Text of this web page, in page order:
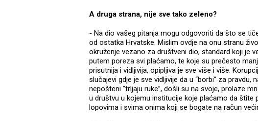
A druga strana, nije sve tako zeleno?
- Na dio vašeg pitanja mogu odgovoriti da što se
od ostatka Hrvatske. Mislim ovdje na onu stranu
okruženje vezano za društveni dio, standard koji je
putem poreza svi plaćamo, te koje su prečesto
prisutnija i vidljivija, opipljiva je sve više i više.
slučajevi gdje je sve vidljivije da u “borbi” za
nepošteni “trljaju ruke”, došli su na svoje, prolaze
u društvu u kojemu institucije koje plaćamo da
lopovima i svima onima koji se bogate na račun